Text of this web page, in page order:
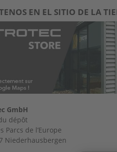
EN EL SITIO DE LA
GmbH
dépôt
Parcs de l’Europe
Niederhausbergen